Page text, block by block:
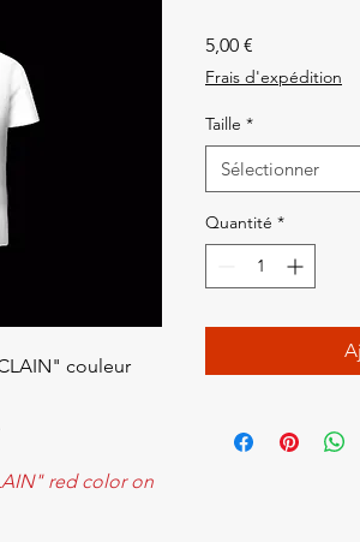
couleur
red color on
5,00 €
Frais d'expédition
Taille *
Sélectionner
Quantité *